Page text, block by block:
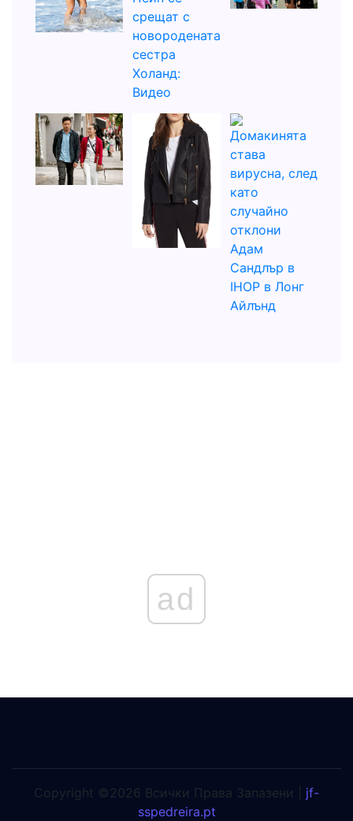
ad
Copyright ©2026 Всички Права Запазени | jf-
sspedreira.pt